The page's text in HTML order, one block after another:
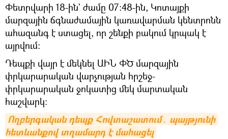
Փետրվարի 18-ին` ժամը 07։48-ին, Կոտայքի
մարզային ճգնաժամային կառավարման կենտրոնն
ահազանգ է ստացել, որ շենքի բակում կրպակ է
այրվում։
Դեպքի վայր է մեկնել ԱԻՆ ՓԾ մարզային
փրկարարական վարչության հրշեջ-
փրկարարական ջոկատից մեկ մարտական
հաշվարկ։
Ողբերգական դեպք Հովտաշատում․ պայթյունի
հետևանքով տղամարդ է մահացել